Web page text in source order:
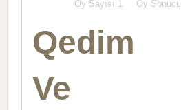
Oy Sayısı 1 Oy Sonucu
Qedim
Ve